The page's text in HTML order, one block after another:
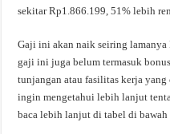
sekitar Rp1.866.199, 51% lebih
Gaji ini akan naik seiring lamanya
gaji ini juga belum termasuk
tunjangan atau fasilitas kerja yang
ingin mengetahui lebih lanjut
baca lebih lanjut di tabel di